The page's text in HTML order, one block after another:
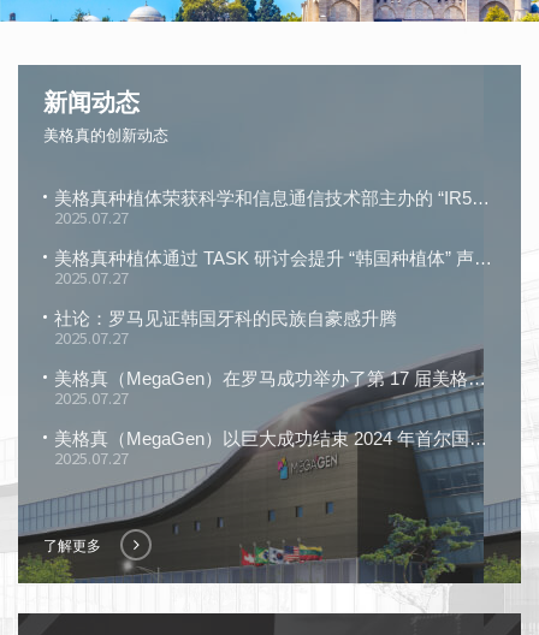
新闻动态
美格真的创新动态
了解更多
美格真种植体荣获科学和信息通信技术部主办的 “IR52 张英实奖”
2025.07.27
美格真种植体通过 TASK 研讨会提升 “韩国种植体” 声誉！
2025.07.27
社论：罗马见证韩国牙科的民族自豪感升腾
2025.07.27
美格真（MegaGen）在罗马成功举办了第 17 届美格真国际研讨会
2025.07.27
美格真（MegaGen）以巨大成功结束 2024 年首尔国际牙科展览会（SIDEX），展示 “令人惊叹的解决方案”
2025.07.27